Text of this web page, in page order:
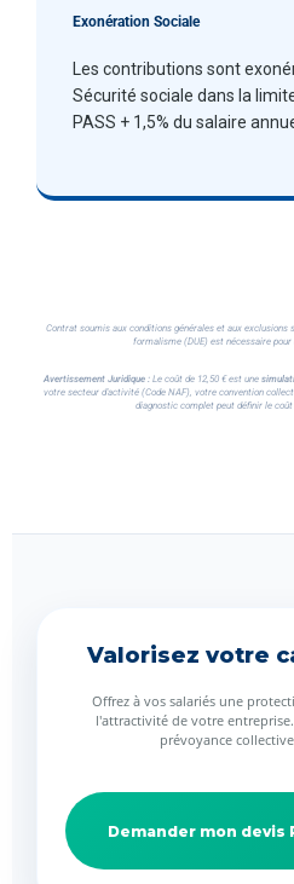
Exonération Sociale
Les contributions sont
Sécurité sociale dans la
PASS + 1,5% du salaire
Contrat soumis aux conditions générales et aux exclusions
formalisme (DUE) est nécessaire pour
Avertissement Juridique : Le coût de 12,50 € est une
votre secteur d'activité (Code NAF), votre convention
diagnostic complet peut définir le
Valorisez votre
Offrez à vos salariés une
l'attractivité de votre
prévoyance
Demander mon devis